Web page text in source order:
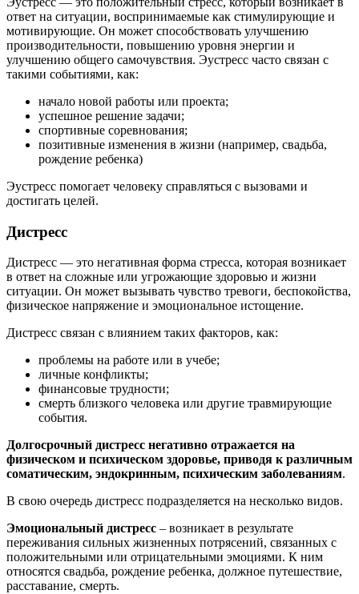
ответ на ситуации, воспринимаемые как стимулирующие и
мотивирующие. Он может способствовать улучшению
производительности, повышению уровня энергии и
улучшению общего самочувствия. Эустресс часто связан с
такими событиями, как:
начало новой работы или проекта;
успешное решение задачи;
спортивные соревнования;
позитивные изменения в жизни (например, свадьба,
рождение ребенка)
Эустресс помогает человеку справляться с вызовами и
достигать целей.
Дистресс
Дистресс — это негативная форма стресса, которая возникает
в ответ на сложные или угрожающие здоровью и жизни
ситуации. Он может вызывать чувство тревоги, беспокойства,
физическое напряжение и эмоциональное истощение.
Дистресс связан с влиянием таких факторов, как:
проблемы на работе или в учебе;
личные конфликты;
финансовые трудности;
смерть близкого человека или другие травмирующие
события.
Долгосрочный дистресс негативно отражается на
физическом и психическом здоровье, приводя к различным
соматическим, эндокринным, психическим заболеваниям.
В свою очередь дистресс подразделяется на несколько видов.
Эмоциональный дистресс – возникает в результате
переживания сильных жизненных потрясений, связанных с
положительными или отрицательными эмоциями. К ним
относятся свадьба, рождение ребенка, должное путешествие,
расставание, смерть.